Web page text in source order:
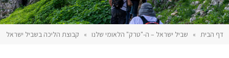
דף הבית » שביל ישראל – ה-"טרק" הלאומי שלנו » קבוצת הליכה בשביל ישראל